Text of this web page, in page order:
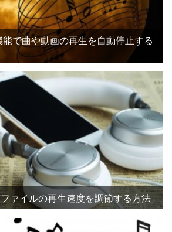
で曲や動画の再生を自動停止する
ァイルの再生速度を調節する方法